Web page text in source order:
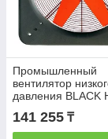
Промышленный
вентилятор
давления BLACK
141 255 ₸